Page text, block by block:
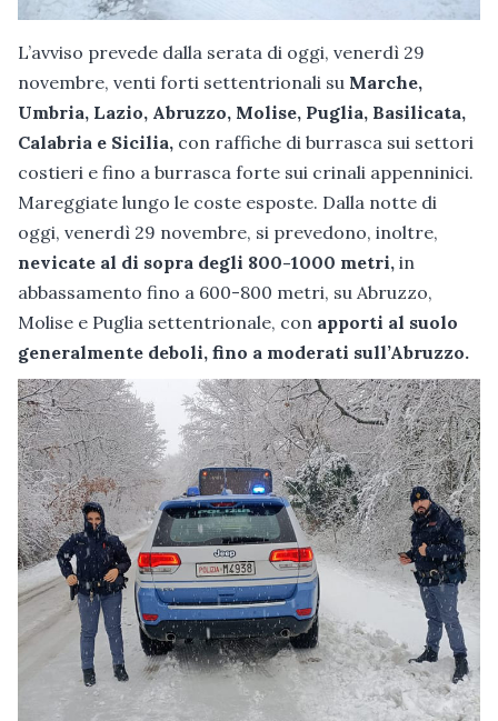
L’avviso prevede dalla serata di oggi, venerdì 29
novembre, venti forti settentrionali su Marche,
Umbria, Lazio, Abruzzo, Molise, Puglia, Basilicata,
Calabria e Sicilia, con raffiche di burrasca sui settori
costieri e fino a burrasca forte sui crinali appenninici.
Mareggiate lungo le coste esposte. Dalla notte di
oggi, venerdì 29 novembre, si prevedono, inoltre,
nevicate al di sopra degli 800-1000 metri, in
abbassamento fino a 600-800 metri, su Abruzzo,
Molise e Puglia settentrionale, con apporti al suolo
generalmente deboli, fino a moderati sull’Abruzzo.